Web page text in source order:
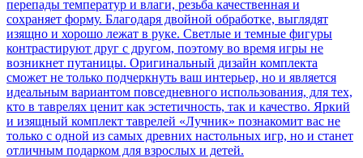
перепады температур и влаги, резьба качественная и
сохраняет форму. Благодаря двойной обработке, выглядят
изящно и хорошо лежат в руке. Светлые и темные фигуры
контрастируют друг с другом, поэтому во время игры не
возникнет путаницы. Оригинальный дизайн комплекта
сможет не только подчеркнуть ваш интерьер, но и является
идеальным вариантом повседневного использования, для тех,
кто в таврелях ценит как эстетичность, так и качество. Яркий
и изящный комплект таврелей «Лучник» познакомит вас не
только с одной из самых древних настольных игр, но и станет
отличным подарком для взрослых и детей.